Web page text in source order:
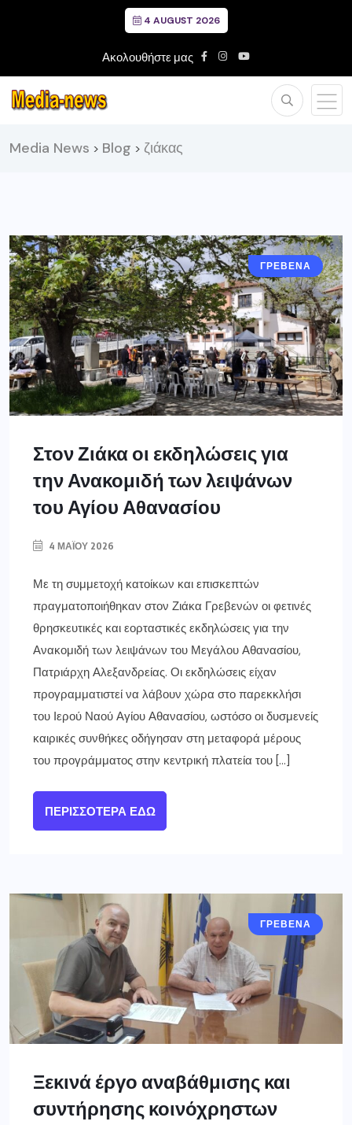
4 AUGUST 2026
Ακολουθήστε μας
Media News > Blog > ζιάκας
ΓΡΕΒΕΝΑ
Στον Ζιάκα οι εκδηλώσεις για
την Ανακομιδή των λειψάνων
του Αγίου Αθανασίου
4 ΜΑΪ́ΟΥ 2026
Με τη συμμετοχή κατοίκων και επισκεπτών
πραγματοποιήθηκαν στον Ζιάκα Γρεβενών οι φετινές
θρησκευτικές και εορταστικές εκδηλώσεις για την
Ανακομιδή των λειψάνων του Μεγάλου Αθανασίου,
Πατριάρχη Αλεξανδρείας. Οι εκδηλώσεις είχαν
προγραμματιστεί να λάβουν χώρα στο παρεκκλήσι
του Ιερού Ναού Αγίου Αθανασίου, ωστόσο οι δυσμενείς
καιρικές συνθήκες οδήγησαν στη μεταφορά μέρους
του προγράμματος στην κεντρική πλατεία του […]
ΠΕΡΙΣΣΌΤΕΡΑ ΕΔΏ
ΓΡΕΒΕΝΑ
Ξεκινά έργο αναβάθμισης και
συντήρησης κοινόχρηστων